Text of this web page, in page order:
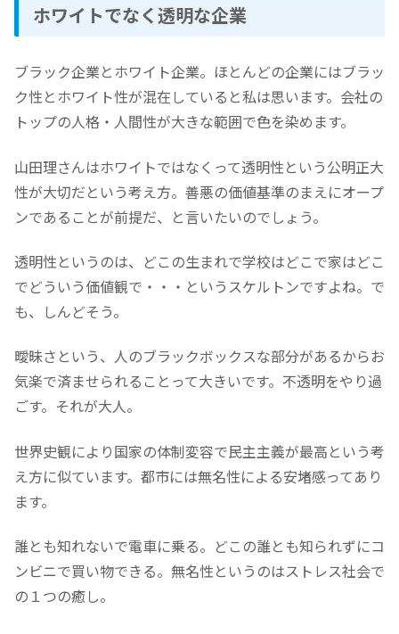
ホワイトでなく透明な企業
ブラック企業とホワイト企業。ほとんどの企業にはブラッ
ク性とホワイト性が混在していると私は思います。会社の
トップの人格・人間性が大きな範囲で色を染めます。
山田理さんはホワイトではなくって透明性という公明正大
性が大切だという考え方。善悪の価値基準のまえにオープ
ンであることが前提だ、と言いたいのでしょう。
透明性というのは、どこの生まれで学校はどこで家はどこ
でどういう価値観で・・・というスケルトンですよね。で
も、しんどそう。
曖昧さという、人のブラックボックスな部分があるからお
気楽で済ませられることって大きいです。不透明をやり過
ごす。それが大人。
世界史観により国家の体制変容で民主主義が最高という考
え方に似ています。都市には無名性による安堵感ってあり
ます。
誰とも知れないで電車に乗る。どこの誰とも知られずにコ
ンビニで買い物できる。無名性というのはストレス社会で
の１つの癒し。